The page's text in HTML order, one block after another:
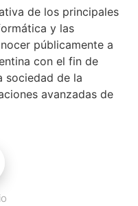
de los principales
y las
públicamente a
con el fin de
sociedad de la
avanzadas de